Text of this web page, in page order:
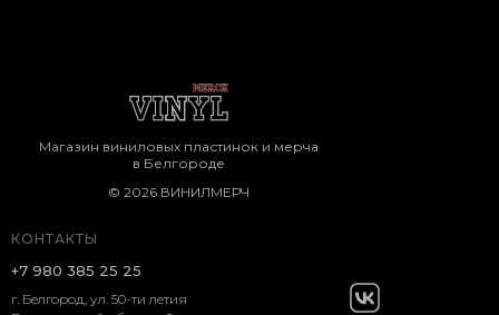
КОНТАКТЫ
г. Белгород, ул. 50-ти летия
+7 980 385 25 25
Магазин виниловых пластинок и мерча
в Белгороде
© 2026 ВИНИЛМЕРЧ